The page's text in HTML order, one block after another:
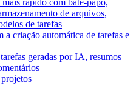
mais rápido com bate-papo,
de arquivos,
de tarefas
a criação automática de tarefas e
geradas por IA, resumos